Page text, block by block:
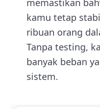
memastikan
kamu tetap
ribuan orang
Tanpa testing,
banyak beban
sistem.